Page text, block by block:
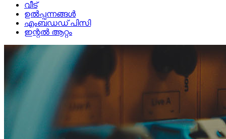
വീട്
ഉൽപ്പന്നങ്ങൾ
എംബഡഡ് പിസി
ഇന്റൽ ആറ്റം